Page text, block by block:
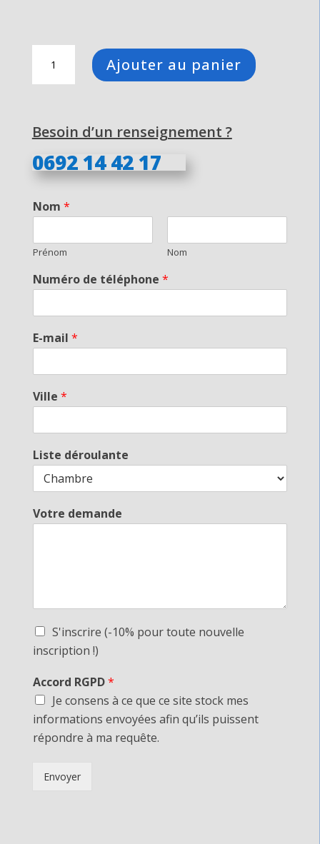
Meuble
acacia
Ajouter au panier
Besoin d’un renseignement ?
0692 14 42 17
Nom *
Prénom Nom
Numéro de téléphone *
E-mail *
Ville *
Liste déroulante
Votre demande
S'inscrire (-10% pour toute nouvelle
inscription !)
Accord RGPD*
Je consens à ce que ce site stock mes
informations envoyées afin qu’ils puissent
répondre à ma requête.
Envoyer